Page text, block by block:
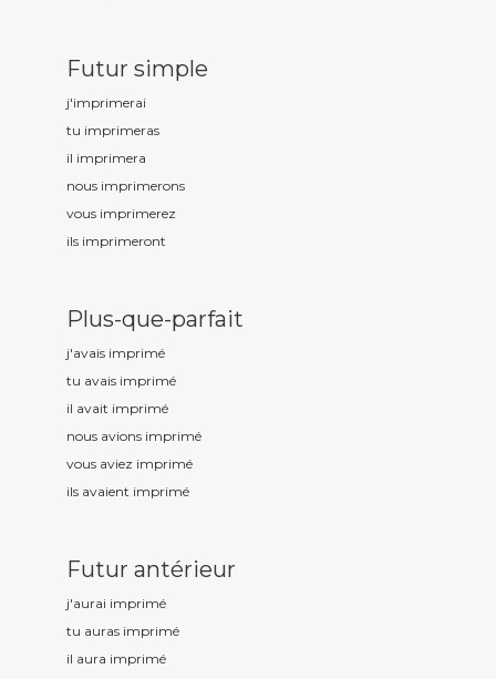
Futur simple
j'imprimerai
tu imprimeras
il imprimera
nous imprimerons
vous imprimerez
ils imprimeront
Plus-que-parfait
j'avais imprimé
tu avais imprimé
il avait imprimé
nous avions imprimé
vous aviez imprimé
ils avaient imprimé
Futur antérieur
j'aurai imprimé
tu auras imprimé
il aura imprimé